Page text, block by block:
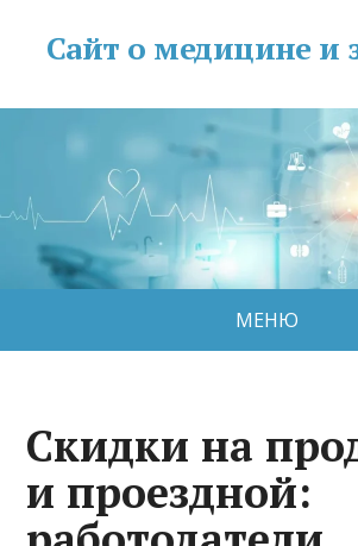
Сайт о медицине и
МЕНЮ
Скидки на
и проездной: